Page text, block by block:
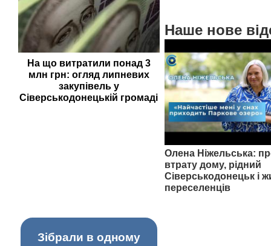
На що витратили понад 3
млн грн: огляд липневих
закупівель у
Сіверськодонецькій громаді
Наше нове
Олена Ніжельська:
втрату дому, рідний
Сіверськодонецьк і
переселенців
Зібрали в одному